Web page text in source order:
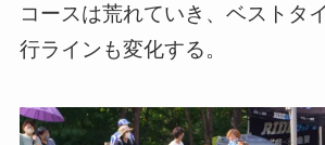
コースは荒れていき、ベストタ
行ラインも変化する。